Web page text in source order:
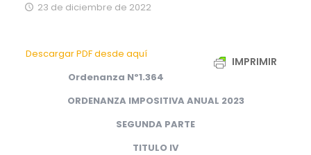
23 de diciembre de 2022
IMPRIMIR
Descargar PDF desde aquí
Ordenanza Nº1.364
ORDENANZA IMPOSITIVA ANUAL 2023
SEGUNDA PARTE
TITULO IV